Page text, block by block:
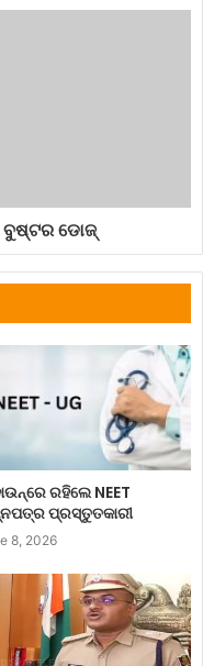
ବୁଷ୍ଟର ଡୋଜ୍
ରହିଲେ NEET
ପ୍ରସ୍ତୁତକାରୀ
8, 2026